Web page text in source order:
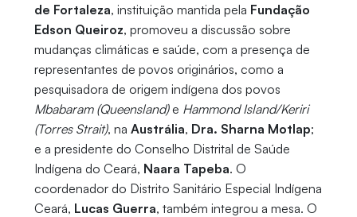
de Fortaleza, instituição mantida pela Fundação
Edson Queiroz, promoveu a discussão sobre
mudanças climáticas e saúde, com a presença de
representantes de povos originários, como a
pesquisadora de origem indígena dos povos
Mbabaram (Queensland)e Hammond Island/Keriri
(Torres Strait), na Austrália, Dra. Sharna Motlap;
e a presidente do Conselho Distrital de Saúde
Indígena do Ceará, Naara Tapeba. O
coordenador do Distrito Sanitário Especial Indígena
Ceará, Lucas Guerra, também integrou a mesa. O